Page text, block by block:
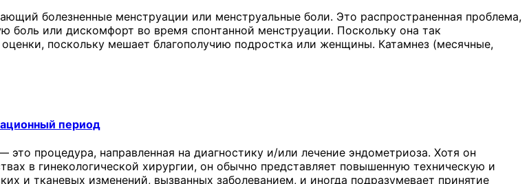
болезненные менструации или менструальные боли. Это распространенная проблема,
или дискомфорт во время спонтанной менструации. Поскольку она так
поскольку мешает благополучию подростка или женщины. Катамнез (месячные,
период
процедура, направленная на диагностику и/или лечение эндометриоза. Хотя он
в гинекологической хирургии, он обычно представляет повышенную техническую и
и тканевых изменений, вызванных заболеванием, и иногда подразумевает принятие